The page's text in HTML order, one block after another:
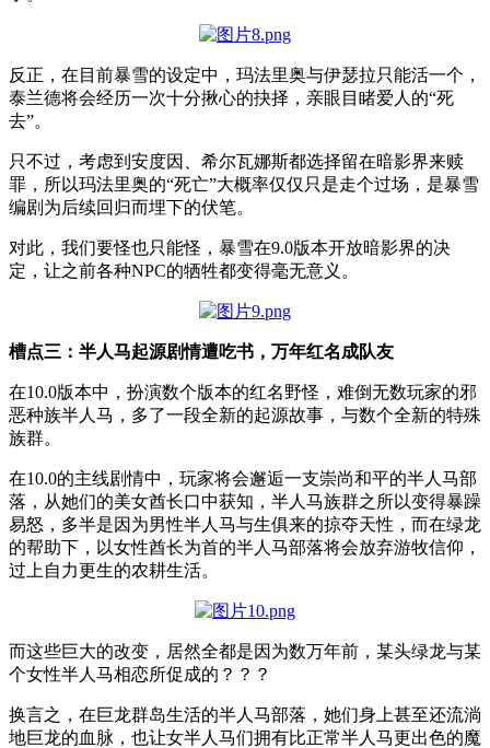
反正，在目前暴雪的设定中，玛法里奥与伊瑟拉只能活一个，
泰兰德将会经历一次十分揪心的抉择，亲眼目睹爱人的“死
去”。
只不过，考虑到安度因、希尔瓦娜斯都选择留在暗影界来赎
罪，所以玛法里奥的“死亡”大概率仅仅只是走个过场，是暴雪
编剧为后续回归而埋下的伏笔。
对此，我们要怪也只能怪，暴雪在9.0版本开放暗影界的决
定，让之前各种NPC的牺牲都变得毫无意义。
槽点三：半人马起源剧情遭吃书，万年红名成队友
在10.0版本中，扮演数个版本的红名野怪，难倒无数玩家的邪
恶种族半人马，多了一段全新的起源故事，与数个全新的特殊
族群。
在10.0的主线剧情中，玩家将会邂逅一支崇尚和平的半人马部
落，从她们的美女酋长口中获知，半人马族群之所以变得暴躁
易怒，多半是因为男性半人马与生俱来的掠夺天性，而在绿龙
的帮助下，以女性酋长为首的半人马部落将会放弃游牧信仰，
过上自力更生的农耕生活。
而这些巨大的改变，居然全都是因为数万年前，某头绿龙与某
个女性半人马相恋所促成的？？？
换言之，在巨龙群岛生活的半人马部落，她们身上甚至还流淌
地巨龙的血脉，也让女半人马们拥有比正常半人马更出色的魔